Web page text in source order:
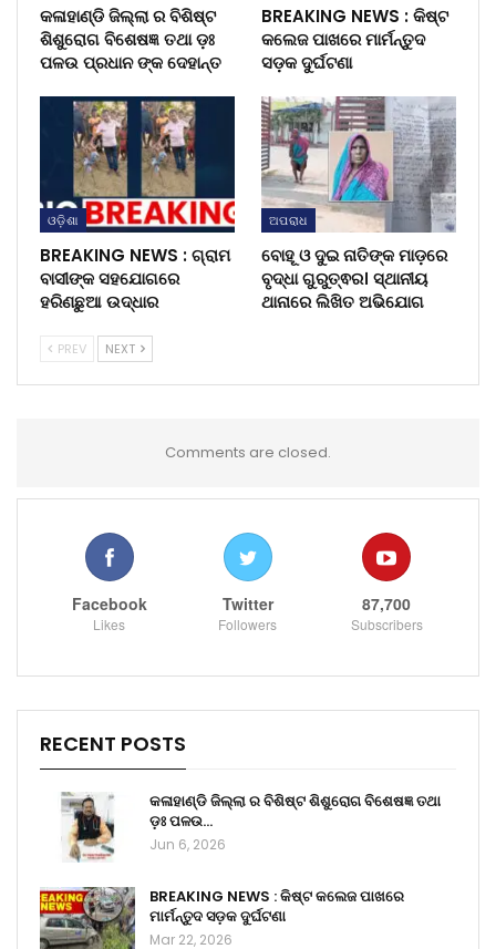
କଳାହାଣ୍ଡି ଜିଲ୍ଲା ର ବିଶିଷ୍ଟ
ଶିଶୁରୋଗ ବିଶେଷଜ୍ଞ ତଥା ଡ଼ଃ
ପଳଉ ପ୍ରଧାନ ଙ୍କ ଦେହାନ୍ତ
BREAKING NEWS : କିଷ୍ଟ
କଲେଜ ପାଖରେ ମାର୍ମନ୍ତୁଦ
ସଡ଼କ ଦୁର୍ଘଟଣା
ଓଡ଼ିଶା
BREAKING NEWS : ଗ୍ରାମ
ବାସୀଙ୍କ ସହଯୋଗରେ
ହରିଣଛୁଆ ଉଦ୍ଧାର
ଅପରାଧ
ବୋହୂ ଓ ଦୁଇ ନାତିଙ୍କ ମାଡ଼ରେ
ବୃଦ୍ଧା ଗୁରୁତ୍ଵର। ସ୍ଥାନୀୟ
ଥାନାରେ ଲିଖିତ ଅଭିଯୋଗ
PREV NEXT
Comments are closed.
Facebook
Likes
Twitter
Followers
87,700
Subscribers
RECENT POSTS
କଳାହାଣ୍ଡି ଜିଲ୍ଲା ର ବିଶିଷ୍ଟ ଶିଶୁରୋଗ ବିଶେଷଜ୍ଞ ତଥା
ଡ଼ଃ ପଳଉ…
Jun 6, 2026
BREAKING NEWS : କିଷ୍ଟ କଲେଜ ପାଖରେ
ମାର୍ମନ୍ତୁଦ ସଡ଼କ ଦୁର୍ଘଟଣା
Mar 22, 2026